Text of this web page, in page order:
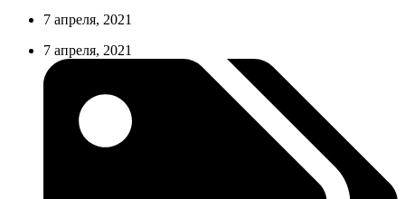
7 апреля, 2021
7 апреля, 2021